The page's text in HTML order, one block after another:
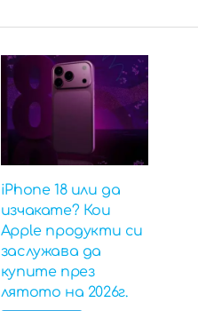
iPhone 18 или да
изчакате? Кои
Apple продукти си
заслужава да
купите през
лятото на 2026г.